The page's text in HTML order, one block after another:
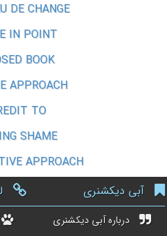
DE CHANGE
IN POINT
BOOK
APPROACH
TO
SHAME
APPROACH
آبی دیکشنری
درباره آبی دیکشنری